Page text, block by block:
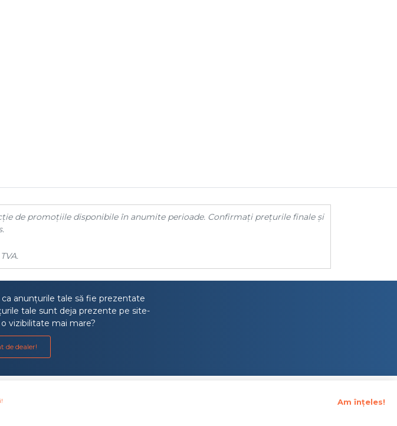
Am înțeles!
de promoțiile disponibile în anumite perioade. Confirmați prețurile finale și
anunțurile tale să fie prezentate
tale sunt deja prezente pe site-
vizibilitate mai mare?
de dealer!